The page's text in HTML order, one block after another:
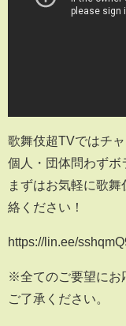
歌舞伎超TVではチ
個人・団体問わずボ
まずはお気軽に歌
絡ください！
https://lin.ee/
※全てのご要望にお
ご了承ください。